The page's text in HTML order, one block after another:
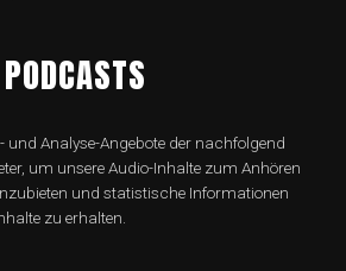
und Analyse-Angebote der nachfolgend
um unsere Audio-Inhalte zum Anhören
und statistische Informationen
zu erhalten.